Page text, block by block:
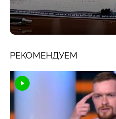
РЕКОМЕНДУЕМ